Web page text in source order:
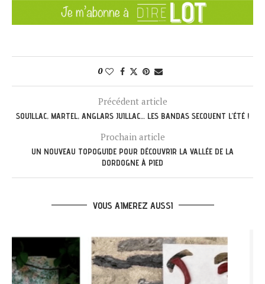
0
Précédent article
SOUILLAC, MARTEL, ANGLARS JUILLAC… LES BANDAS SECOUENT L’ÉTÉ !
Prochain article
UN NOUVEAU TOPOGUIDE POUR DÉCOUVRIR LA VALLÉE DE LA
DORDOGNE À PIED
VOUS AIMEREZ AUSSI